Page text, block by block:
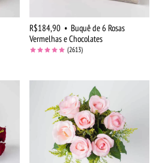
R$184,90 • Buquê de 6 Rosas
Vermelhas e Chocolates
(2613)